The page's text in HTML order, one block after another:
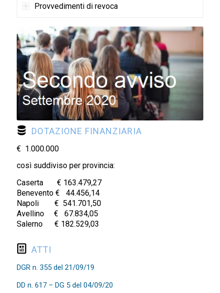
Provvedimenti di revoca
DOTAZIONE FINANZIARIA
€ 1.000.000
così suddiviso per provincia:
Caserta € 163.479,27
Benevento € 44.456,14
Napoli € 541.701,50
Avellino € 67.834,05
Salerno € 182.529,03
ATTI
DGR n. 355 del 21/09/19
DD n. 617 – DG 5 del 04/09/20